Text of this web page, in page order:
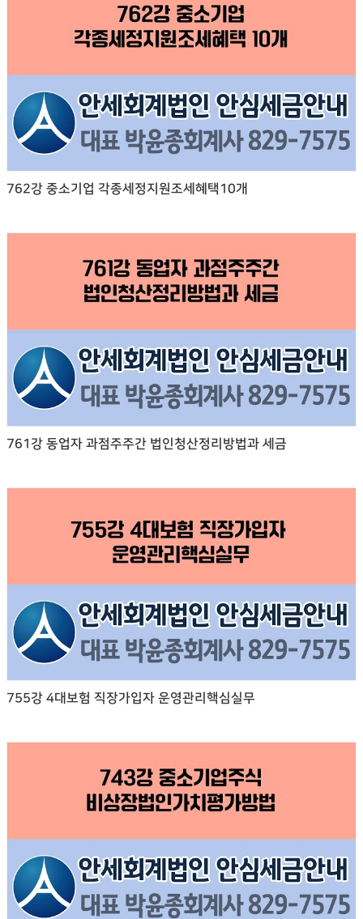
762강 중소기업 각종세정지원조세혜택10개
761강 동업자 과점주주간 법인청산정리방법과 세금
755강 4대보험 직장가입자 운영관리핵심실무